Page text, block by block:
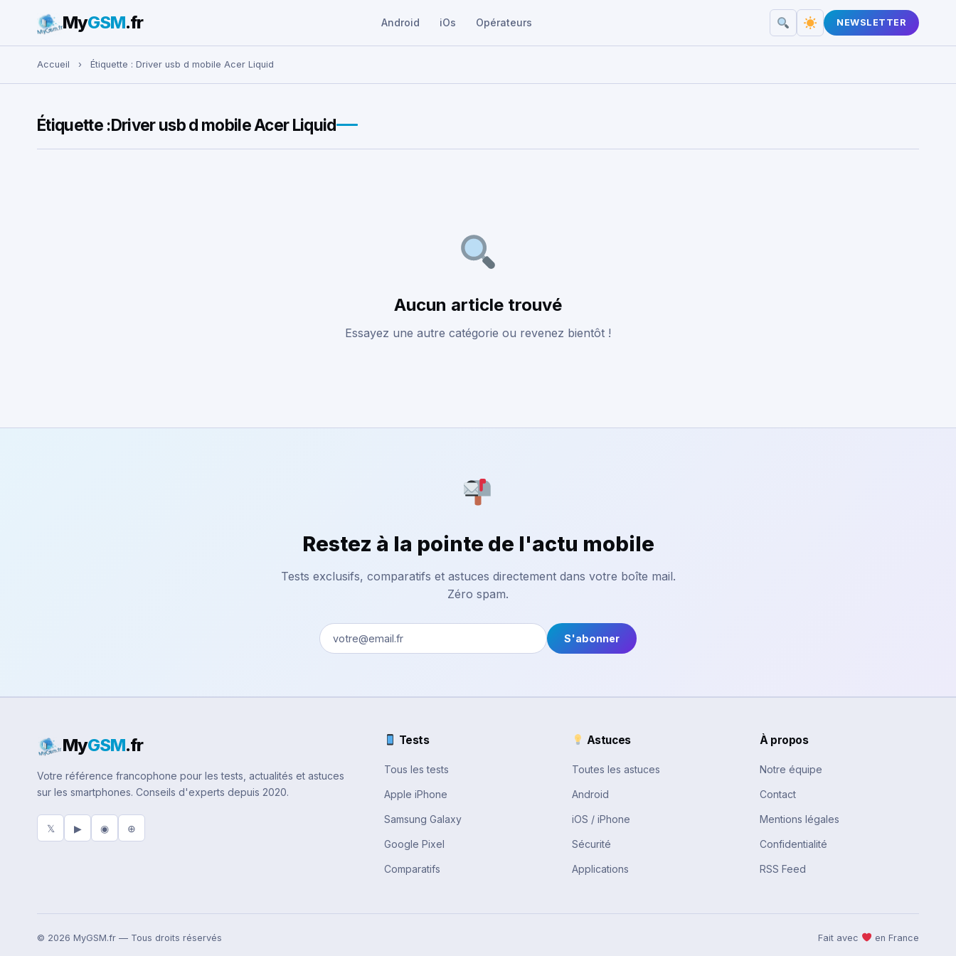
Rechercher :
MyGSM.fr Android iOs Opérateurs NEWSLETTER
Accueil › Étiquette : Driver usb d mobile Acer Liquid
Étiquette :Driver usb d mobile Acer Liquid
Aucun article trouvé
Essayez une autre catégorie ou revenez bientôt !
Restez à la pointe de l'actu mobile
Tests exclusifs, comparatifs et astuces directement dans votre boîte mail.
Zéro spam.
S'abonner
MyGSM.fr
Votre référence francophone pour les tests, actualités et astuces
sur les smartphones. Conseils d'experts depuis 2020.
𝕏 ▶ ◉ ⊕
Tests
Tous les tests
Apple iPhone
Samsung Galaxy
Google Pixel
Comparatifs
Astuces
Toutes les astuces
Android
iOS / iPhone
Sécurité
Applications
À propos
Notre équipe
Contact
Mentions légales
Confidentialité
RSS Feed
© 2026 MyGSM.fr — Tous droits réservés Fait avec en France